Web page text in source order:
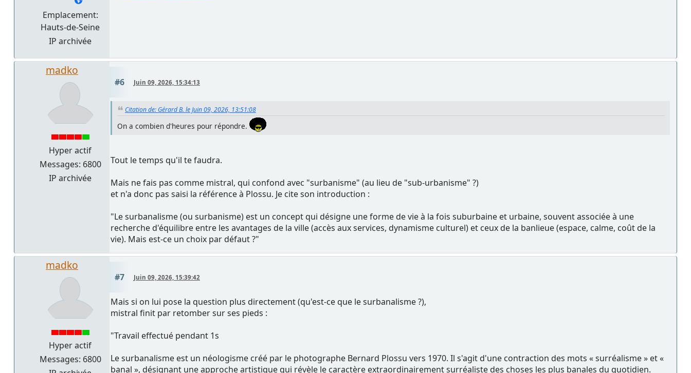
Emplacement:
Hauts-de-Seine
IP archivée
madko
Hyper actif
Messages: 6800
IP archivée
#6 Juin 09, 2026, 15:34:13
Citation de: Gérard B. le Juin 09, 2026, 13:51:08
On a combien d'heures pour répondre.
Tout le temps qu'il te faudra.
Mais ne fais pas comme mistral, qui confond avec "surbanisme" (au lieu de "sub-urbanisme" ?)
et n'a donc pas saisi la référence à Plossu. Je cite son introduction :
"Le surbanalisme (ou surbanisme) est un concept qui désigne une forme de vie à la fois suburbaine et urbaine, souvent associée à une
recherche d'équilibre entre les avantages de la ville (accès aux services, dynamisme culturel) et ceux de la banlieue (espace, calme, coût de la
vie). Mais est-ce un choix par défaut ?"
madko
Hyper actif
Messages: 6800
#7 Juin 09, 2026, 15:39:42
Mais si on lui pose la question plus directement (qu'est-ce que le surbanalisme ?),
mistral finit par retomber sur ses pieds :
"Travail effectué pendant 1s
Le surbanalisme est un néologisme créé par le photographe Bernard Plossu vers 1970. Il s'agit d'une contraction des mots « surréalisme » et «
banal », désignant une approche artistique qui révèle le caractère extraordinairement surréaliste des choses les plus banales du quotidien.